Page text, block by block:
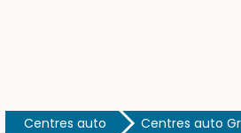
Centres auto Centres auto